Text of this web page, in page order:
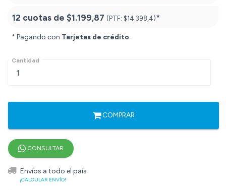
12 cuotas de $1.199,87 (PTF: $14.398,4)*
* Pagando con Tarjetas de crédito.
Cantidad
COMPRAR
CONSULTAR
Envíos a todo el país
¡CALCULAR ENVÍO!